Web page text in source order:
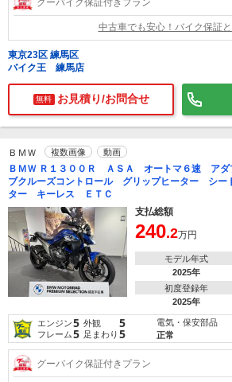
中古車でも安心！バイク保証
東京23区 練馬区
バイク王 練馬店
無料 お見積り/お問合せ
ＢＭＷ 複数画像 動画
ＢＭＷ Ｒ１３００Ｒ ＡＳＡ オートマ６速 アダ
ブクルーズコントロール グリップヒーター シー
ター キーレス ＥＴＣ
支払総額
240.2万円
モデル年式
2025年
初度登録年
2025年
エンジン5 外観 5
フレーム5 足まわり 5
電気・保安部品
正常
グーバイク保証付きプラン